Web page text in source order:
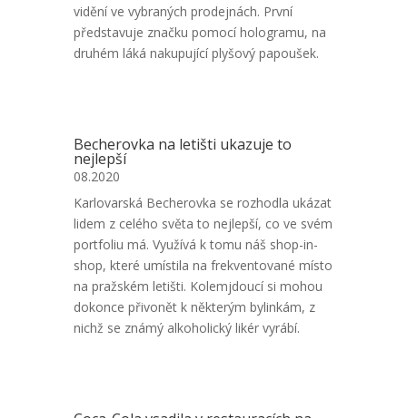
vidění ve vybraných prodejnách. První
představuje značku pomocí hologramu, na
druhém láká nakupující plyšový papoušek.
Becherovka na letišti ukazuje to
nejlepší
08.2020
Karlovarská Becherovka se rozhodla ukázat
lidem z celého světa to nejlepší, co ve svém
portfoliu má. Využívá k tomu náš shop-in-
shop, které umístila na frekventované místo
na pražském letišti. Kolemjdoucí si mohou
dokonce přivonět k některým bylinkám, z
nichž se známý alkoholický likér vyrábí.